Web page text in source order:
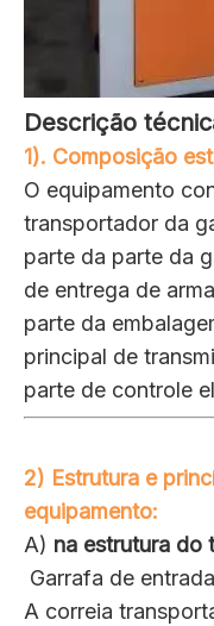
Descrição
1). Composição
O equipamento
transportador da
parte da parte da
de entrega de
parte da
principal de
parte de controle
2) Estrutura e
equipamento:
A) na estrutura do
Garrafa de
A correia